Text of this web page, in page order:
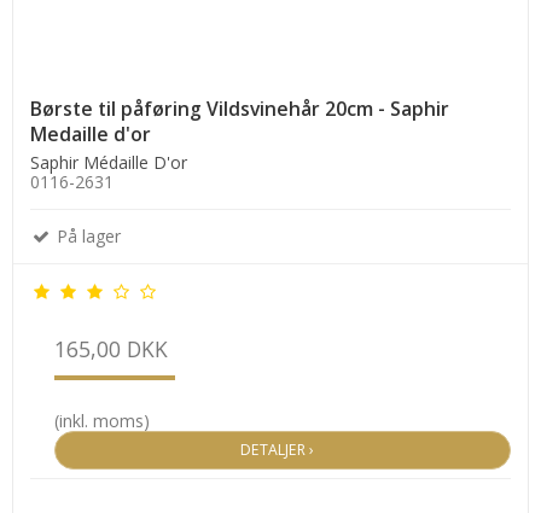
Børste til påføring Vildsvinehår 20cm - Saphir
Medaille d'or
Saphir Médaille D'or
0116-2631
På lager
165,00 DKK
(inkl. moms)
DETALJER ›